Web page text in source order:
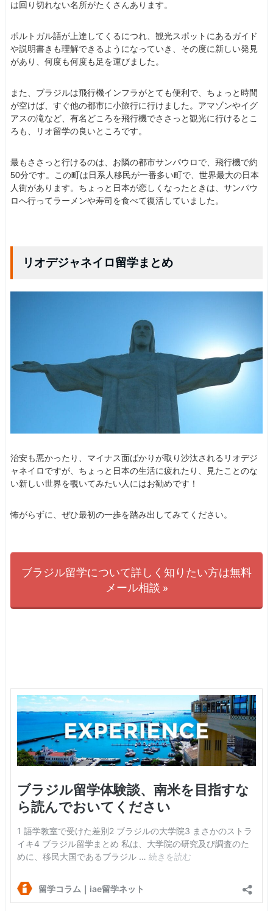
は回り切れない名所がたくさんあります。
ポルトガル語が上達してくるにつれ、観光スポットにあるガイド
や説明書きも理解できるようになっていき、その度に新しい発見
があり、何度も何度も足を運びました。
また、ブラジルは飛行機インフラがとても便利で、ちょっと時間
が空けば、すぐ他の都市に小旅行に行けました。アマゾンやイグ
アスの滝など、有名どころを飛行機でささっと観光に行けるとこ
ろも、リオ留学の良いところです。
最もささっと行けるのは、お隣の都市サンパウロで、飛行機で約
50分です。この町は日系人移民が一番多い町で、世界最大の日本
人街があります。ちょっと日本が恋しくなったときは、サンパウ
ロへ行ってラーメンや寿司を食べて復活していました。
リオデジャネイロ留学まとめ
治安も悪かったり、マイナス面ばかりが取り沙汰されるリオデジ
ャネイロですが、ちょっと日本の生活に疲れたり、見たことのな
い新しい世界を覗いてみたい人にはお勧めです！
怖がらずに、ぜひ最初の一歩を踏み出してみてください。
ブラジル留学について詳しく知りたい方は無料
メール相談 »